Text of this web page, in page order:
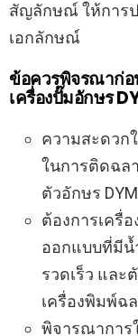
สัญลักษณ์ ให้การ
เอกลักษณ์
ข้อควรพิจรณาก่อ
เครื่องปั๊มอักษร
ความสะดวก
ในการติดฉล
ตัวอักษร
ต้องการเครื่
ออกแบบที่มีน้
รวดเร็ว และ
เครื่องพิมพ์ฉ
พิจารณาการ